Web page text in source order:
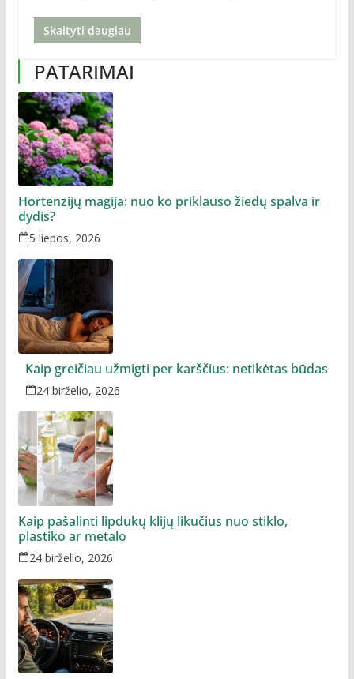
Skaityti daugiau
PATARIMAI
Hortenzijų magija: nuo ko priklauso žiedų spalva ir
dydis?
5 liepos, 2026
Kaip greičiau užmigti per karščius: netikėtas būdas
24 birželio, 2026
Kaip pašalinti lipdukų klijų likučius nuo stiklo,
plastiko ar metalo
24 birželio, 2026